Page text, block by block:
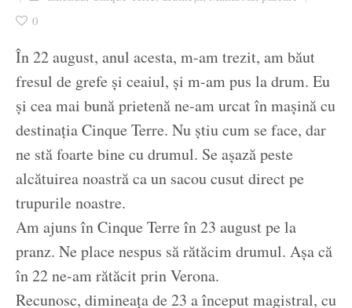
0
În 22 august, anul acesta, m-am trezit, am băut
fresul de grefe și ceaiul, și m-am pus la drum. Eu
și cea mai bună prietenă ne-am urcat în mașină cu
destinația Cinque Terre. Nu știu cum se face, dar
ne stă foarte bine cu drumul. Se așază peste
alcătuirea noastră ca un sacou cusut direct pe
trupurile noastre.
Am ajuns în Cinque Terre în 23 august pe la
pranz. Ne place nespus să rătăcim drumul. Așa că
în 22 ne-am rătăcit prin Verona.
Recunosc, dimineața de 23 a început magistral, cu